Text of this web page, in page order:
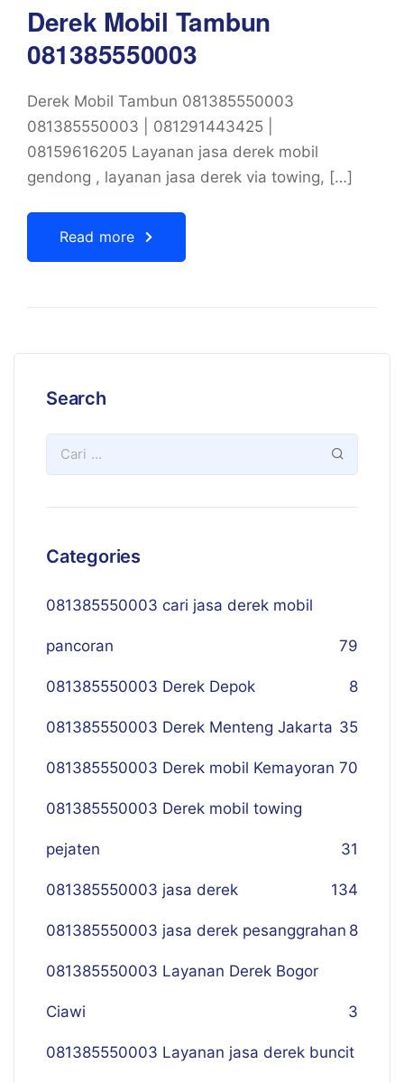
Derek Mobil Tambun
081385550003
Derek Mobil Tambun 081385550003
081385550003 | 081291443425 |
08159616205 Layanan jasa derek mobil
gendong , layanan jasa derek via towing, […]
Read more
Search
Categories
081385550003 cari jasa derek mobil
pancoran 79
081385550003 Derek Depok 8
081385550003 Derek Menteng Jakarta 35
081385550003 Derek mobil Kemayoran 70
081385550003 Derek mobil towing
pejaten 31
081385550003 jasa derek 134
081385550003 jasa derek pesanggrahan 8
081385550003 Layanan Derek Bogor
Ciawi 3
081385550003 Layanan jasa derek buncit